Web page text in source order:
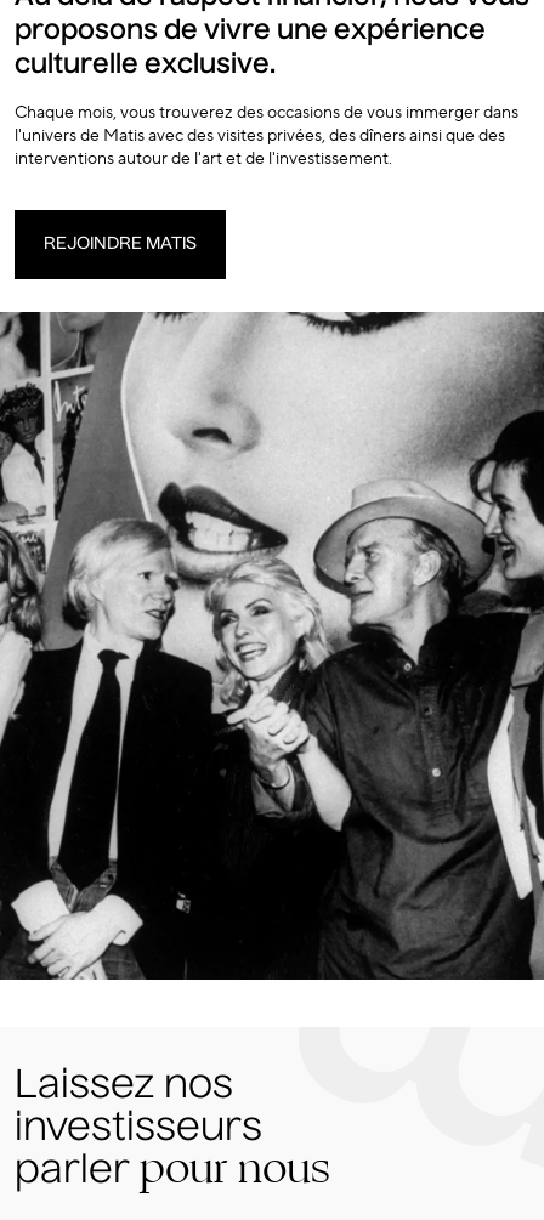
proposons de vivre une expérience
culturelle exclusive.
Chaque mois, vous trouverez des occasions de vous immerger dans
l'univers de Matis avec des visites privées, des dîners ainsi que des
interventions autour de l'art et de l'investissement.
REJOINDRE MATIS
Laissez nos
investisseurs
parler pour nous